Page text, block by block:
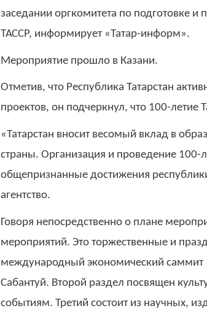
заседании оргкомитета по подготовке
ТАССР, информирует «Татар-информ».
Мероприятие прошло в Казани.
Отметив, что Республика Татарстан
проектов, он подчеркнул, что 100-летие
«Татарстан вносит весомый вклад в
страны. Организация и проведение 100-
общепризнанные достижения
агентство.
Говоря непосредственно о плане
мероприятий. Это торжественные и
международный экономический
Сабантуй. Второй раздел посвящен
событиям. Третий состоит из научных,